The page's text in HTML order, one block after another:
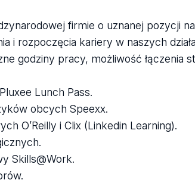
firmie o uznanej pozycji
i rozpoczęcia kariery w naszych
godziny pracy, możliwość łączenia
Lunch Pass.
obcych Speexx.
O’Reilly i Clix (Linkedin Learning).
Skills@Work.